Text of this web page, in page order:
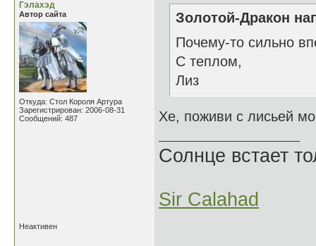
Гэлахэд
Автор сайта
Откуда: Стол Короля Артура
Зарегистрирован: 2006-08-31
Сообщений: 487
Золотой-Дракон
Почему-то сильно
С теплом,
Лиз
Хе, поживи с лисьей
Солнце встает
Sir Calahad
Неактивен